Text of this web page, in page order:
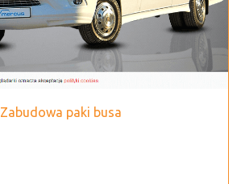
Zabudowa paki busa